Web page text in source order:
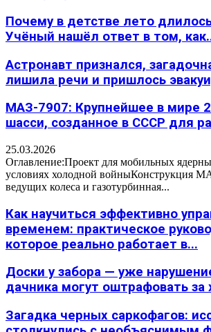
Почему в детстве лето
Учёный нашёл ответ в том,
Астронавт признался,
лишила речи и пришлось
МАЗ-7907: Крупнейшее в мире
шасси, созданное в СССР для
25.03.2026
Оглавление:Проект для мобильных
условиях холодной войныКонструкция
ведущих колеса и газотурбинная...
Как научиться эффективно
временем: практическое
которое реально работает в...
Доски у забора — уже
дачника могут оштрафовать за
Загадка черных саркофагов: